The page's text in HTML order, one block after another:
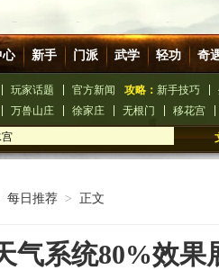
心 新手 门派 武学 轻功 奇
玩家话题 官方新闻 攻略： 新手技巧
万兽山庄 徐家庄 无根门 移花宫
剑出鞘 九阴墓影刀歌震撼公测
萌武侠人物 多图展示
每日推荐 > 正文
气系统80%效果